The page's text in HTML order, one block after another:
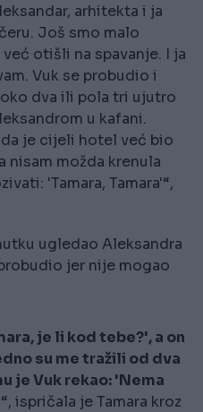
arhitekta i ja
Još smo malo
otišli na spavanje. I ja
Vuk se probudio i
dva ili pola tri ujutro
u kafani.
je cijeli hotel već bio
nisam možda krenula
'Tamara, Tamara'“,
ugledao Aleksandra
jer nije mogao
je li kod tebe?', a on
su me tražili od dva
je Vuk rekao: 'Nema
“, ispričala je Tamara kroz